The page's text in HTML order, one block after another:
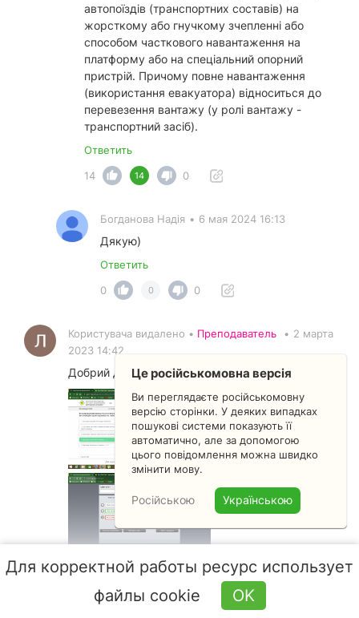
автопоїздів (транспортних составів) на
жорсткому або гнучкому зчепленні або
способом часткового навантаження на
платформу або на спеціальний опорний
пристрій. Причому повне навантаження
(використання евакуатора) відноситься до
перевезення вантажу (у ролі вантажу -
транспортний засіб).
Ответить
14
14 0
Богданова Надія • 6 мая 2024 16:13
Дякую)
Ответить
0
0 0
Користувача видалено • Преподаватель • 2 марта
2023 14:42
Добрий день.а то як зрозуміти?
Ответить
0 0
Це російськомовна версія
Ви переглядаєте російськомовну
версію сторінки. У деяких випадках
пошукові системи показують її
автоматично, але за допомогою
цього повідомлення можна швидко
змінити мову.
Російською Українською
Для корректной работы ресурс использует
файлы cookie
OK